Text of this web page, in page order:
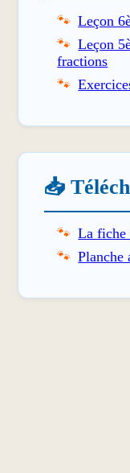
Leçon
Leçon
fractions
📥
La fiche
Planche